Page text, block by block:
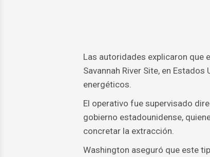
Las autoridades explicaron que
Savannah River Site, en
energéticos.
El operativo fue supervisado
gobierno estadounidense,
concretar la extracción.
Washington aseguró que este